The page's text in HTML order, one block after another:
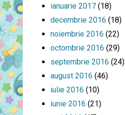
ianuarie 2017 (18)
decembrie 2016 (18)
noiembrie 2016 (22)
octombrie 2016 (29)
septembrie 2016 (24)
august 2016 (46)
iulie 2016 (10)
iunie 2016 (21)